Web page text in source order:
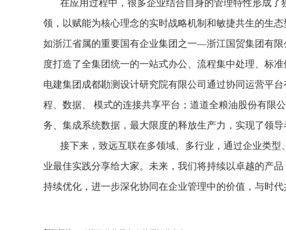
在应用过程中，很多企业结合自身的管理特性形成了
领，以赋能为核心理念的实时战略机制和敏捷共生的生
如浙江省属的重要国有企业集团之一—浙江国贸集团有
度打造了全集团统一的一站式办公、流程集中处理、标
电建集团成都勘测设计研究院有限公司通过协同运营平
程、数据、 模式的连接共享平台；道道全粮油股份有限
务、集成系统数据，最大限度的释放生产力，实现了领
接下来，致远互联在多领域、多行业，通过企业类
业最佳实践分享给大家。未来，我们将持续以卓越的产
持续优化，进一步深化协同在企业管理中的价值，与时代